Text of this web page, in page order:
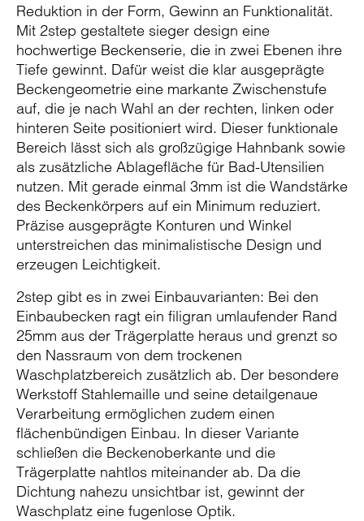
Reduktion in der Form, Gewinn an Funktionalität.
Mit 2step gestaltete sieger design eine
hochwertige Beckenserie, die in zwei Ebenen ihre
Tiefe gewinnt. Dafür weist die klar ausgeprägte
Beckengeometrie eine markante Zwischenstufe
auf, die je nach Wahl an der rechten, linken oder
hinteren Seite positioniert wird. Dieser funktionale
Bereich lässt sich als großzügige Hahnbank sowie
als zusätzliche Ablagefläche für Bad-Utensilien
nutzen. Mit gerade einmal 3mm ist die Wandstärke
des Beckenkörpers auf ein Minimum reduziert.
Präzise ausgeprägte Konturen und Winkel
unterstreichen das minimalistische Design und
erzeugen Leichtigkeit.
2step gibt es in zwei Einbauvarianten: Bei den
Einbaubecken ragt ein filigran umlaufender Rand
25mm aus der Trägerplatte heraus und grenzt so
den Nassraum von dem trockenen
Waschplatzbereich zusätzlich ab. Der besondere
Werkstoff Stahlemaille und seine detailgenaue
Verarbeitung ermöglichen zudem einen
flächenbündigen Einbau. In dieser Variante
schließen die Beckenoberkante und die
Trägerplatte nahtlos miteinander ab. Da die
Dichtung nahezu unsichtbar ist, gewinnt der
Waschplatz eine fugenlose Optik.